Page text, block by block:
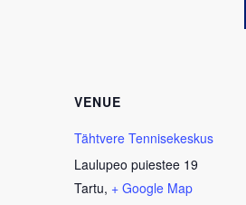
VENUE
Tähtvere Tennisekeskus
Laulupeo puiestee 19
Tartu, + Google Map